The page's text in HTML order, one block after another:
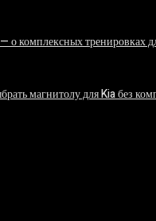
о комплексных тренировках
магнитолу для Kia без